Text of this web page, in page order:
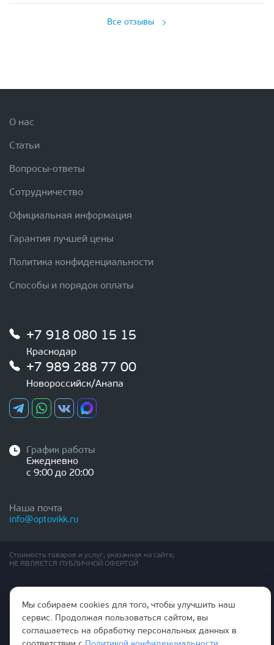
Все отзывы
О нас
Статьи
Вопросы-ответы
Сотрудничество
Официальная информация
Гарантия лучшей цены
Политика конфиденциальности
Способы и порядок оплаты
+7 918 080 15 15
Краснодар
+7 989 288 77 00
Новороссийск/Анапа
График работы
Ежедневно
с 9:00 до 20:00
Наша почта
info@optovikk.ru
Стоимость товаров и услуг, указанная на сайте,
НЕ ЯВЛЯЕТСЯ ПУБЛИЧНОЙ ОФЕРТОЙ
Правила эксплутации входных и межкомнатных дверей
Политика обработки персональных данных
Согласие на обработку персональных данных
Мы собираем cookies для того, чтобы улучшить наш
сервис. Продолжая пользоваться сайтом, вы
соглашаетесь на обработку персональных данных в